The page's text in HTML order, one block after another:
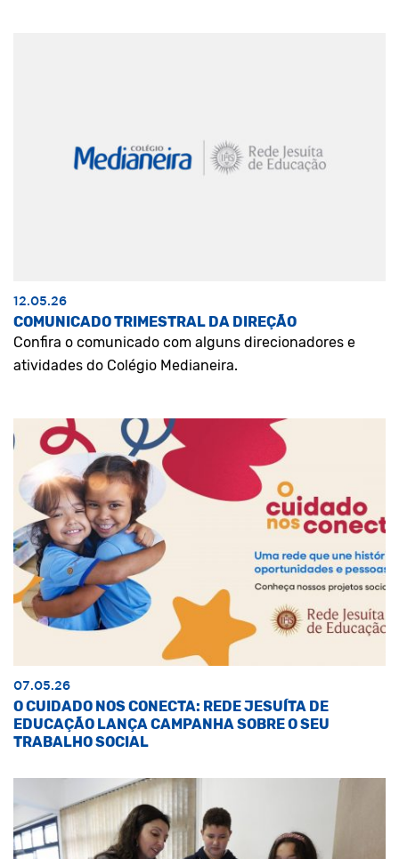
12.05.26
COMUNICADO TRIMESTRAL DA DIREÇÃO
Confira o comunicado com alguns direcionadores e
atividades do Colégio Medianeira.
07.05.26
O CUIDADO NOS CONECTA: REDE JESUÍTA DE
EDUCAÇÃO LANÇA CAMPANHA SOBRE O SEU
TRABALHO SOCIAL